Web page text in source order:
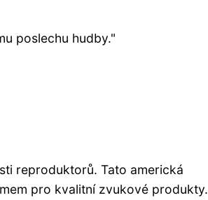
poslechu hudby."
reproduktorů. Tato americká
pro kvalitní zvukové produkty.